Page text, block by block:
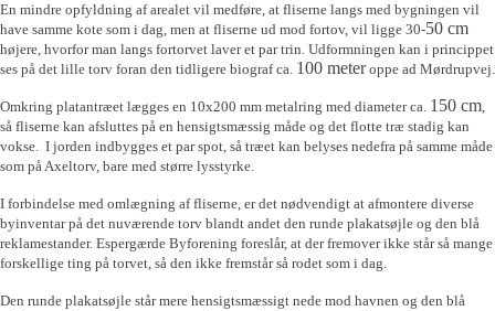
En mindre opfyldning af arealet vil medføre, at fliserne langs med bygningen vil
have samme kote som i dag, men at fliserne ud mod fortov, vil ligge 30-50 cm
højere, hvorfor man langs fortorvet laver et par trin. Udformningen kan i princippet
ses på det lille torv foran den tidligere biograf ca. 100 meteroppe ad Mørdrupvej.
Omkring platantræet lægges en 10x200 mm metalring med diameter ca. 150 cm,
så fliserne kan afsluttes på en hensigtsmæssig måde og det flotte træ stadig kan
vokse. I jorden indbygges et par spot, så træet kan belyses nedefra på samme måde
som på Axeltorv, bare med større lysstyrke.
I forbindelse med omlægning af fliserne, er det nødvendigt at afmontere diverse
byinventar på det nuværende torv blandt andet den runde plakatsøjle og den blå
reklamestander. Espergærde Byforening foreslår, at der fremover ikke står så mange
forskellige ting på torvet, så den ikke fremstår så rodet som i dag.
Den runde plakatsøjle står mere hensigtsmæssigt nede mod havnen og den blå